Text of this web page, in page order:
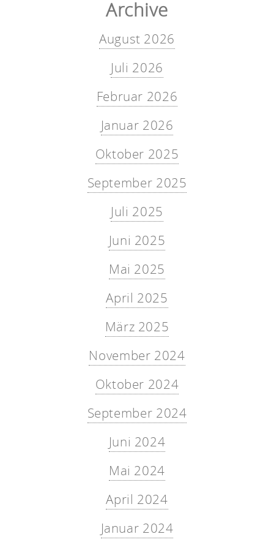
Archive
August 2026
Juli 2026
Februar 2026
Januar 2026
Oktober 2025
September 2025
Juli 2025
Juni 2025
Mai 2025
April 2025
März 2025
November 2024
Oktober 2024
September 2024
Juni 2024
Mai 2024
April 2024
Januar 2024